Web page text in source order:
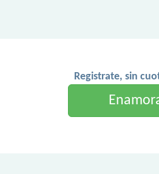
Registrate, sin